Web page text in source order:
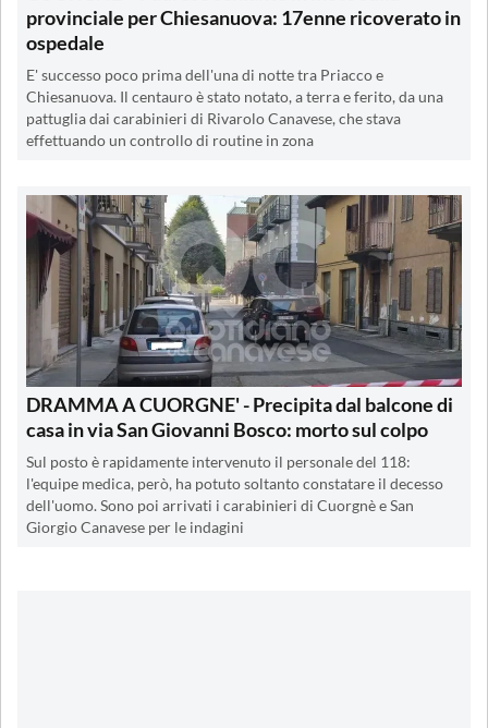
provinciale per Chiesanuova: 17enne ricoverato in
ospedale
E' successo poco prima dell'una di notte tra Priacco e
Chiesanuova. Il centauro è stato notato, a terra e ferito, da una
pattuglia dai carabinieri di Rivarolo Canavese, che stava
effettuando un controllo di routine in zona
DRAMMA A CUORGNE' - Precipita dal balcone di
casa in via San Giovanni Bosco: morto sul colpo
Sul posto è rapidamente intervenuto il personale del 118:
l'equipe medica, però, ha potuto soltanto constatare il decesso
dell'uomo. Sono poi arrivati i carabinieri di Cuorgnè e San
Giorgio Canavese per le indagini